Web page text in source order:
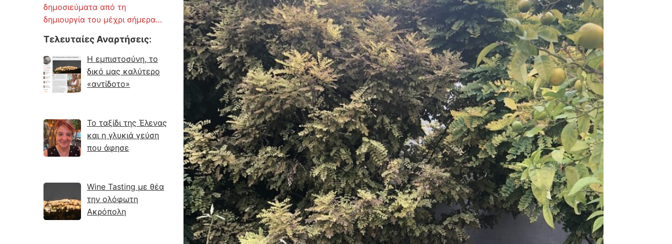
δημοσιεύματα από τη
δημιουργία του μέχρι σήμερα…
Τελευταίες Αναρτήσεις:
Η εμπιστοσύνη, το
δικό μας καλύτερο
«αντίδοτο»
Το ταξίδι της Έλενας
και η γλυκιά γεύση
που άφησε
Wine Tasting με θέα
την ολόφωτη
Ακρόπολη